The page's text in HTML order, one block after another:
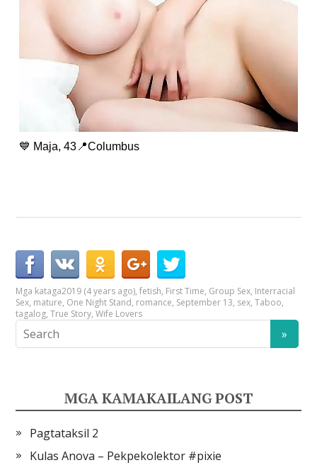
💙 Maja, 43📍Columbus
Mga kataga2019 (4 years ago),fetish, First Time, Group Sex, Interracial
Sex, mature, One Night Stand, romance, September 13, sex,Taboo,
tagalog,True Story,Wife Lovers
MGA KAMAKAILANG POST
Pagtataksil 2
Kulas Anova – Pekpekolektor #pixie